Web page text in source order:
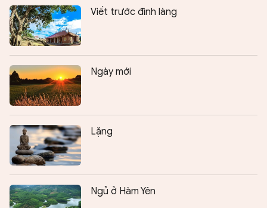
Viết trước đình làng
Ngày mới
Lặng
Ngủ ở Hàm Yên